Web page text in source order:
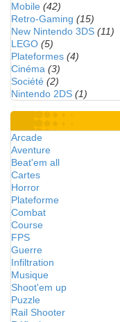
Mobile (42)
Retro-Gaming (15)
New Nintendo 3DS (11)
LEGO (5)
Plateformes (4)
Cinéma (3)
Société (2)
Nintendo 2DS (1)
Arcade
Aventure
Beat'em all
Cartes
Horror
Plateforme
Combat
Course
FPS
Guerre
Infiltration
Musique
Shoot'em up
Puzzle
Rail Shooter